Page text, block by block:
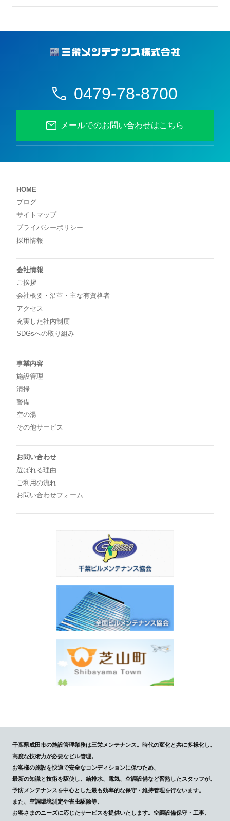
0479-78-8700
メールでのお問い合わせはこちら
HOME
ブログ
サイトマップ
プライバシーポリシー
採用情報
会社情報
ご挨拶
会社概要・沿革・主な有資格者
アクセス
充実した社内制度
SDGsへの取り組み
事業内容
施設管理
清掃
警備
空の湯
その他サービス
お問い合わせ
選ばれる理由
ご利用の流れ
お問い合わせフォーム
千葉県成田市の施設管理業務は三栄メンテナンス。時代の変化と共に多様化し、
高度な技術力が必要なビル管理。
お客様の施設を快適で安全なコンディションに保つため、
最新の知識と技術を駆使し、給排水、電気、空調設備など習熟したスタッフが、
予防メンテナンスを中心とした最も効率的な保守・維持管理を行ないます。
また、空調環境測定や害虫駆除等、
お客さまのニーズに応じたサービスを提供いたします。空調設備保守・工事、